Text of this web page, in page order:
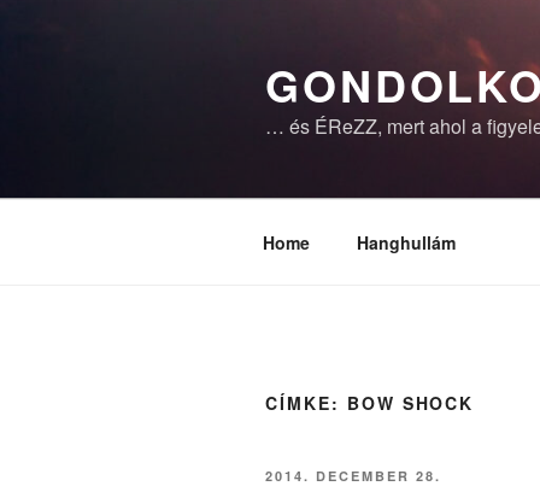
… és ÉReZZ, mert ahol a
Home Hanghullám
CÍMKE: BOW SHOCK
BEKÜLDVE:
2014. DECEMBER 28.